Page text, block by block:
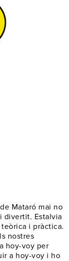
Mataró mai no
divertit. Estalvia
i pràctica.
nostres
hoy-voy per
a hoy-voy i ho